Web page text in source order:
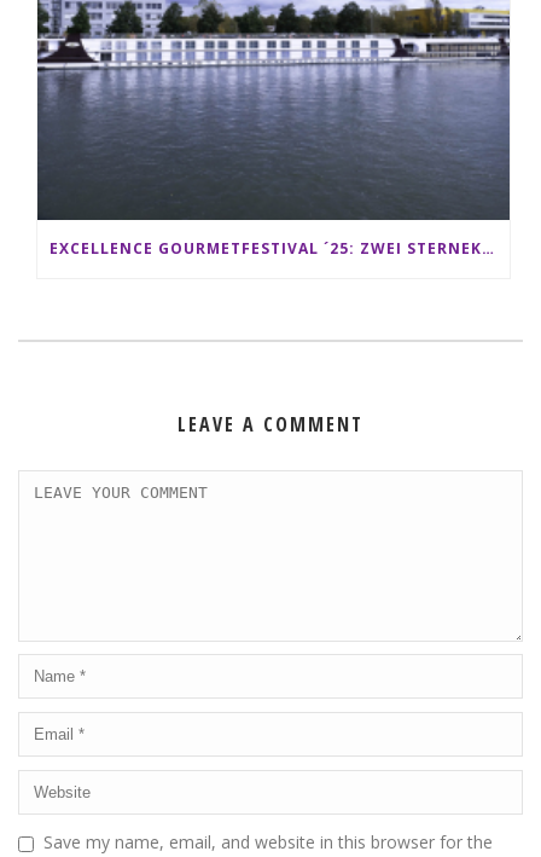
EXCELLENCE GOURMETFESTIVAL ´25: ZWEI STERNEKÖCHE ANTONIO GUIDA & DARIO MORESCO VERWÖHNEN IHRE GÄSTE AUF EINER LUXERIÖSEN SCHIFFSREISE
LEAVE A COMMENT
Save my name, email, and website in this browser for the